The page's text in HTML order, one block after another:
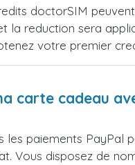
doctorSIM
la reduction sera
votre premier
carte cadeau
les paiements
Vous disposez de